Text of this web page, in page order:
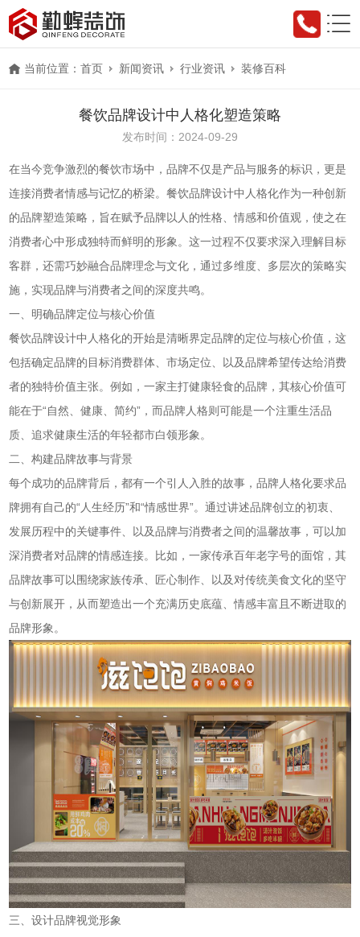
当前位置：首页 新闻资讯 行业资讯 装修百科
餐饮品牌设计中人格化塑造策略
发布时间：2024-09-29
在当今竞争激烈的餐饮市场中，品牌不仅是产品与服务的标识，更是
连接消费者情感与记忆的桥梁。餐饮品牌设计中人格化作为一种创新
的品牌塑造策略，旨在赋予品牌以人的性格、情感和价值观，使之在
消费者心中形成独特而鲜明的形象。这一过程不仅要求深入理解目标
客群，还需巧妙融合品牌理念与文化，通过多维度、多层次的策略实
施，实现品牌与消费者之间的深度共鸣。
一、明确品牌定位与核心价值
餐饮品牌设计中人格化的开始是清晰界定品牌的定位与核心价值，这
包括确定品牌的目标消费群体、市场定位、以及品牌希望传达给消费
者的独特价值主张。例如，一家主打健康轻食的品牌，其核心价值可
能在于“自然、健康、简约”，而品牌人格则可能是一个注重生活品
质、追求健康生活的年轻都市白领形象。
二、构建品牌故事与背景
每个成功的品牌背后，都有一个引人入胜的故事，品牌人格化要求品
牌拥有自己的“人生经历”和“情感世界”。通过讲述品牌创立的初衷、
发展历程中的关键事件、以及品牌与消费者之间的温馨故事，可以加
深消费者对品牌的情感连接。比如，一家传承百年老字号的面馆，其
品牌故事可以围绕家族传承、匠心制作、以及对传统美食文化的坚守
与创新展开，从而塑造出一个充满历史底蕴、情感丰富且不断进取的
品牌形象。
三、设计品牌视觉形象